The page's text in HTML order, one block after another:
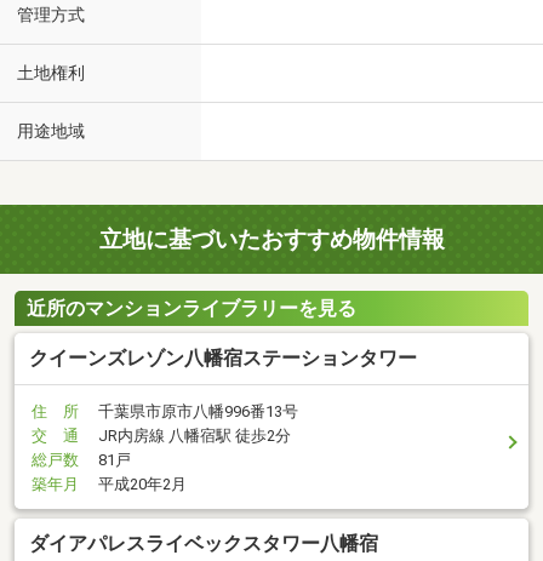
管理方式
土地権利
用途地域
立地に基づいたおすすめ物件情報
近所のマンションライブラリーを見る
クイーンズレゾン八幡宿ステーションタワー
住 所
千葉県市原市八幡996番13号
交 通
JR内房線 八幡宿駅 徒歩2分
総戸数
81戸
築年月
平成20年2月
ダイアパレスライベックスタワー八幡宿